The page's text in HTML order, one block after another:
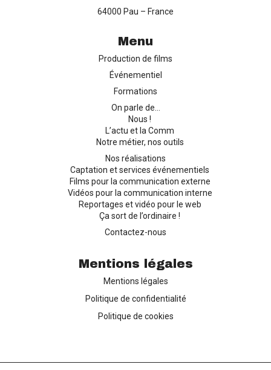
64000 Pau – France
Menu
Production de films
Événementiel
Formations
On parle de…
Nous !
L’actu et la Comm
Notre métier, nos outils
Nos réalisations
Captation et services événementiels
Films pour la communication externe
Vidéos pour la communication interne
Reportages et vidéo pour le web
Ça sort de l’ordinaire !
Contactez-nous
Mentions légales
Mentions légales
Politique de confidentialité
Politique de cookies